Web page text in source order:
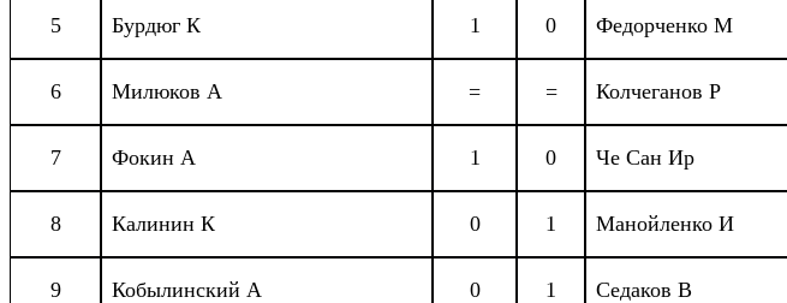
5 Бурдюг К 1 0 Федорченко М
6 Милюков А = = Колчеганов Р
7 Фокин А 1 0 Че Сан Ир
8 Калинин К 0 1 Манойленко И
9 Кобылинский А 0 1 Седаков В